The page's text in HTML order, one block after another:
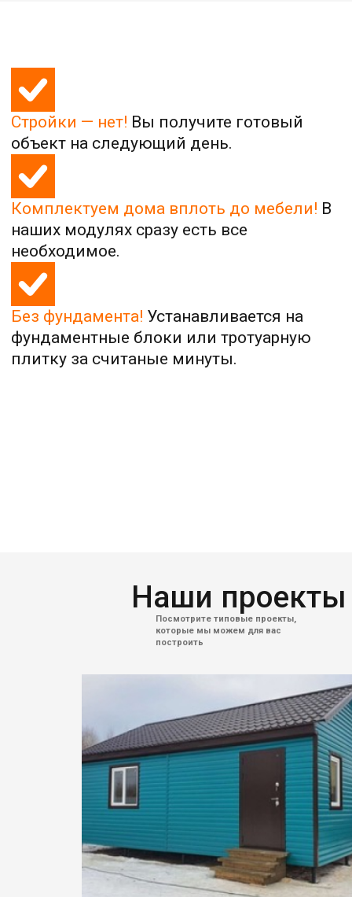
Наши проекты
Посмотрите типовые проекты,
которые мы можем для вас
построить